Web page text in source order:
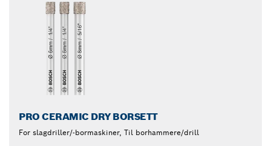
PRO CERAMIC DRY BORSETT
For slagdriller/-bormaskiner, Til borhammere/drill